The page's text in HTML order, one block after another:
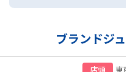
ブランドジ
店頭 東